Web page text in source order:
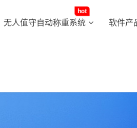
无人值守自动称重系统
hot
软件产